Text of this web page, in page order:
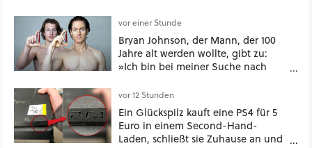
vor einer Stunde
Bryan Johnson, der Mann, der 100
Jahre alt werden wollte, gibt zu:
»Ich bin bei meiner Suche nach
vor 12 Stunden
Ein Glückspilz kauft eine PS4 für 5
Euro in einem Second-Hand-
Laden, schließt sie Zuhause an und